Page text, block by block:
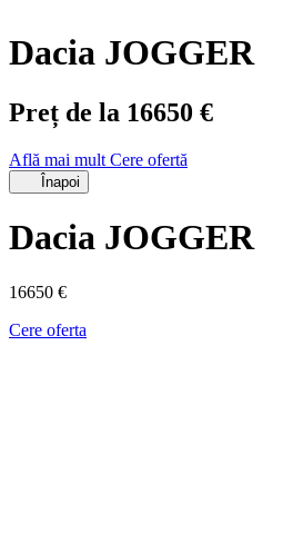
Dacia JOGGER
Preț de la 16650 €
Află mai mult Cere ofertă
Înapoi
Dacia JOGGER
16650 €
Cere oferta